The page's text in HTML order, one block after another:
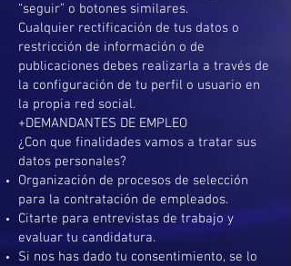
“seguir” o botones similares.
Cualquier rectificación de tus datos o
restricción de información o de
publicaciones debes realizarla a través de
la configuración de tu perfil o usuario en
la propia red social.
+DEMANDANTES DE EMPLEO
¿Con que finalidades vamos a tratar sus
datos personales?
Organización de procesos de selección
para la contratación de empleados.
Citarte para entrevistas de trabajo y
evaluar tu candidatura.
Si nos has dado tu consentimiento, se lo